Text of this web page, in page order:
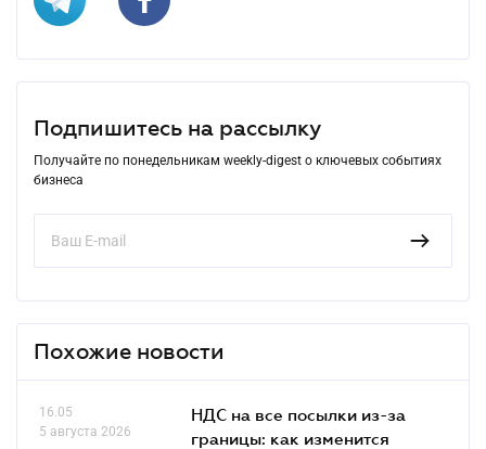
Подпишитесь на рассылку
Получайте по понедельникам weekly-digest о ключевых событиях
бизнеса
Похожие новости
16.05
5 августа 2026
НДС на все посылки из-за
границы: как изменится